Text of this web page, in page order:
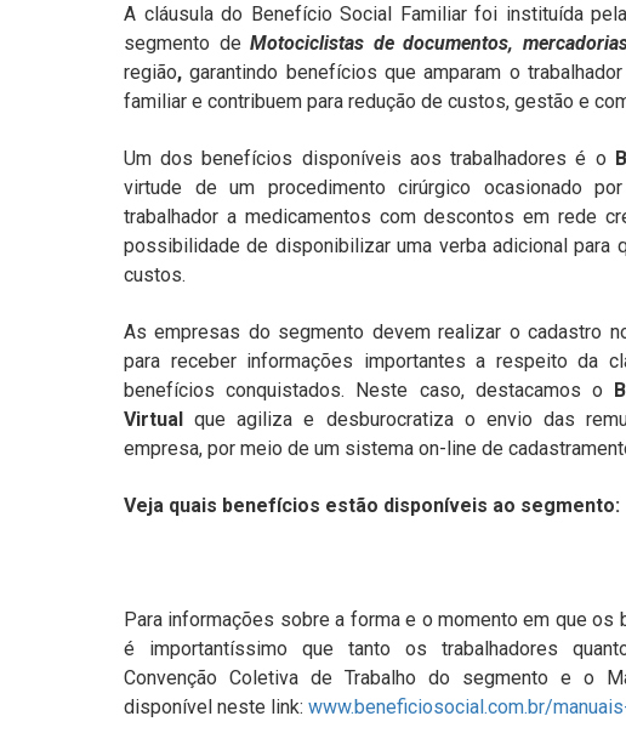
A cláusula do Benefício Social Familiar foi instituída
segmento deMotociclistas de documentos,
região, garantindo benefícios que amparam o
familiar e contribuem para redução de custos, gestão e
Um dos benefícios disponíveis aos trabalhadores é o
virtude de um procedimento cirúrgico ocasionado
trabalhador a medicamentos com descontos em rede
possibilidade de disponibilizar uma verba adicional para
custos.
As empresas do segmento devem realizar o cadastro
para receber informações importantes a respeito da
benefícios conquistados. Neste caso, destacamos o
Virtualque agiliza e desburocratiza o envio das
empresa, por meio de um sistema on-line de
Veja quais benefícios estão disponíveis ao segmento:
Para informações sobre a forma e o momento em que
é importantíssimo que tanto os trabalhadores
Convenção Coletiva de Trabalho do segmento e o
disponível neste link: www.beneficiosocial.com.br/